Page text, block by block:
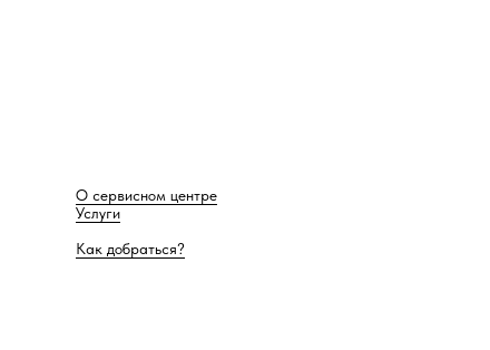
О сервисном центре
Услуги
Как добраться?